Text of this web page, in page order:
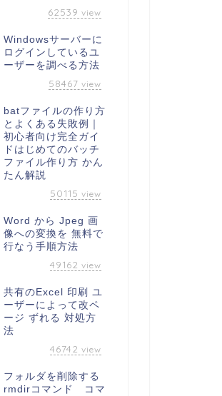
62539 view
Windowsサーバーに
ログインしているユ
ーザーを調べる方法
58467 view
batファイルの作り方
とよくある失敗例｜
初心者向け完全ガイ
ドはじめてのバッチ
ファイル作り方 かん
たん解説
50115 view
Word から Jpeg 画
像への変換を 無料で
行なう手順方法
49162 view
共有のExcel 印刷 ユ
ーザーによって改ペ
ージ ずれる 対処方
法
46742 view
フォルダを削除する
rmdirコマンド コマ